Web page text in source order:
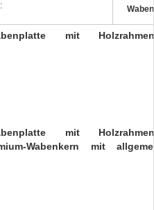
Wabenplatte mit
Wabenplatte mit
Wabenkern mit